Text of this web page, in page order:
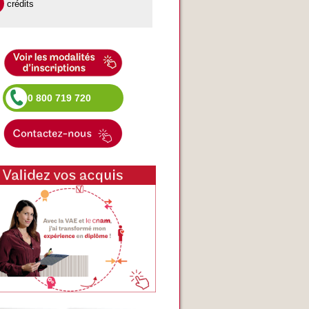
crédits
0 800 719 720